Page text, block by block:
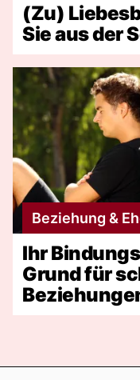
(Zu)
Sie aus der
Beziehung &
Ihr
Grund für